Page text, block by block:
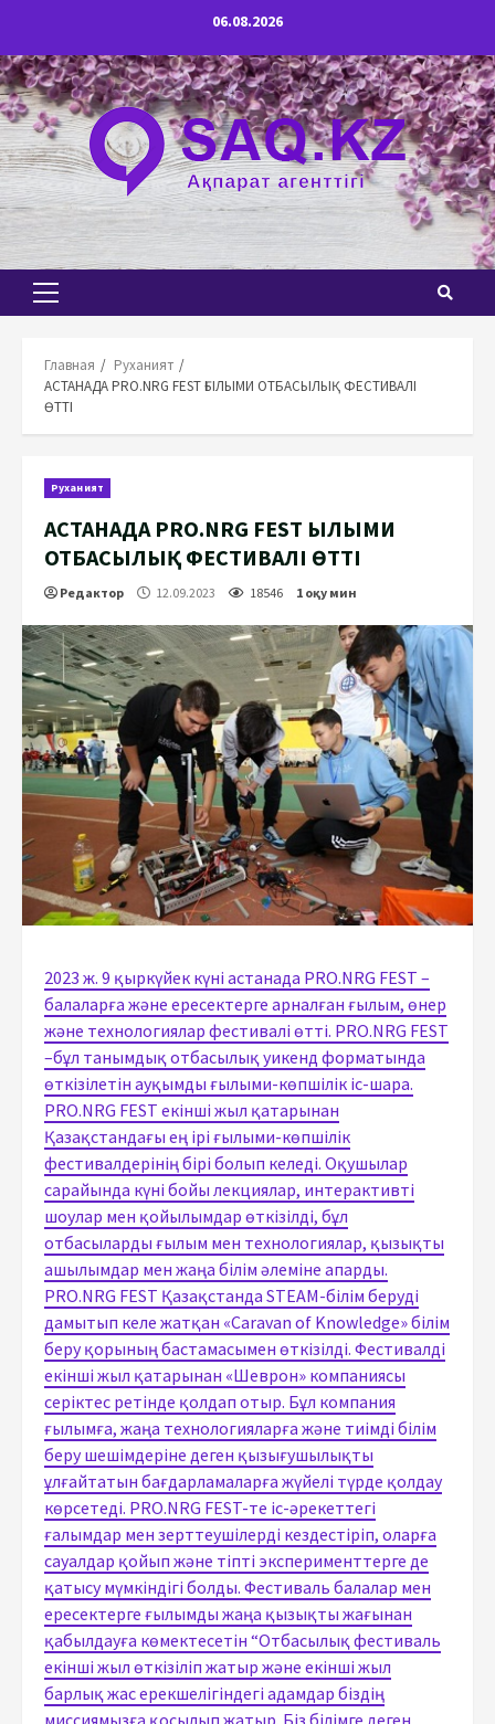
содержимому
06.08.2026
Основное
Главная
Руханият
АСТАНАДА PRO.NRG FEST ҒЫЛЫМИ ОТБАСЫЛЫҚ ФЕСТИВАЛІ
ӨТТІ
Руханият
АСТАНАДА PRO.NRG FEST ҒЫЛЫМИ
ОТБАСЫЛЫҚ ФЕСТИВАЛІ ӨТТІ
Редактор 12.09.2023 18546 1 оқу мин
2023 ж. 9 қыркүйек күні астанада PRO.NRG FEST –
балаларға және ересектерге арналған ғылым, өнер
және технологиялар фестивалі өтті. PRO.NRG FEST
–бұл танымдық отбасылық уикенд форматында
өткізілетін ауқымды ғылыми-көпшілік іс-шара.
PRO.NRG FEST екінші жыл қатарынан
Қазақстандағы ең ірі ғылыми-көпшілік
фестивалдерінің бірі болып келеді. Оқушылар
сарайында күні бойы лекциялар, интерактивті
шоулар мен қойылымдар өткізілді, бұл
отбасыларды ғылым мен технологиялар, қызықты
ашылымдар мен жаңа білім әлеміне апарды.
PRO.NRG FEST Қазақстанда STEAM-білім беруді
дамытып келе жатқан «Caravan of Knowledge» білім
беру қорының бастамасымен өткізілді. Фестивалді
екінші жыл қатарынан «Шеврон» компаниясы
серіктес ретінде қолдап отыр. Бұл компания
ғылымға, жаңа технологияларға және тиімді білім
беру шешімдеріне деген қызығушылықты
ұлғайтатын бағдарламаларға жүйелі түрде қолдау
көрсетеді. PRO.NRG FEST-те іс-әрекеттегі
ғалымдар мен зерттеушілерді кездестіріп, оларға
сауалдар қойып және тіпті эксперименттерге де
қатысу мүмкіндігі болды. Фестиваль балалар мен
ересектерге ғылымды жаңа қызықты жағынан
қабылдауға көмектесетін “Отбасылық фестиваль
екінші жыл өткізіліп жатыр және екінші жыл
барлық жас ерекшелігіндегі адамдар біздің